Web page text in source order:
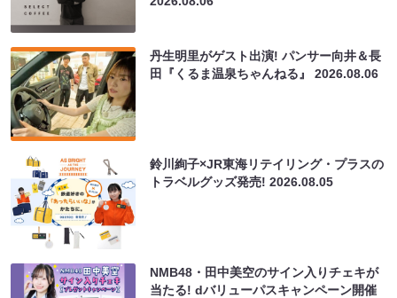
丹生明里がゲスト出演! パンサー向井＆長
田『くるま温泉ちゃんねる』2026.08.06
鈴川絢子×JR東海リテイリング・プラスの
トラベルグッズ発売!2026.08.05
NMB48・田中美空のサイン入りチェキが
当たる! dバリューパスキャンペーン開催